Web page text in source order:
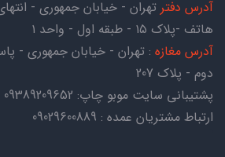
آدرس دفتر تهران - خیابان جمهوری -
هاتف -پلاک ۱۵ - طبقه اول - واحد ۱
آدرس مغازه : تهران - خیابان جمهوری -
دوم - پلاک 207
پشتیبانی سایت موبو چاپ: 09389209652
ارتباط مشتریان عمده : 09029600889